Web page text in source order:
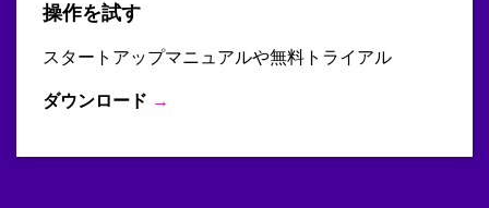
操作を試す
スタートアップマニュアルや無料トライアル
ダウンロード →